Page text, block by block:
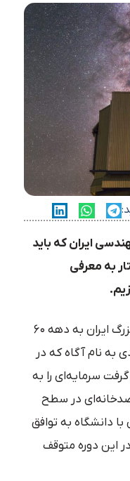
مهندسی ایران که باید
به معرفی
اولین ایده ساخت رصدخانه بزرگ ایران به دهه ۶۰
در سال ۱۳۶۵ فردی به نام آگاه که در
سرمایه‌ای را به
در سطح
دانشگاه به توافق
این دوره متوقف